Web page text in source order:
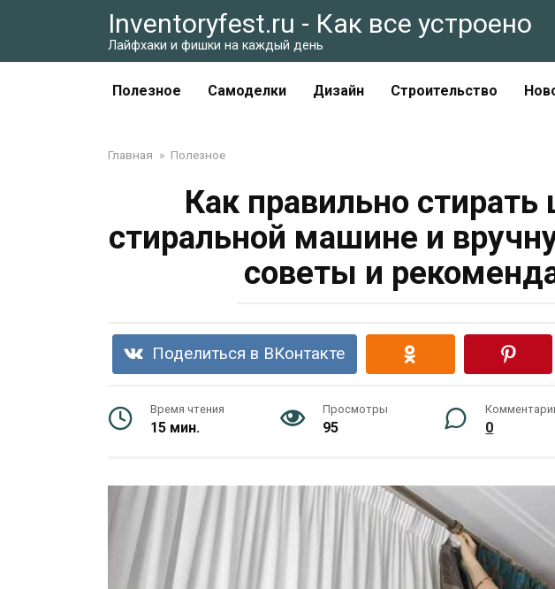
Inventoryfest.ru - Как все устроено
Лайфхаки и фишки на каждый день
Полезное Самоделки Дизайн Строительство
Главная » Полезное
Как правильно
стиральной машине и
советы и
Поделиться в ВКонтакте
Время чтения
15 мин.
Просмотры
95 0